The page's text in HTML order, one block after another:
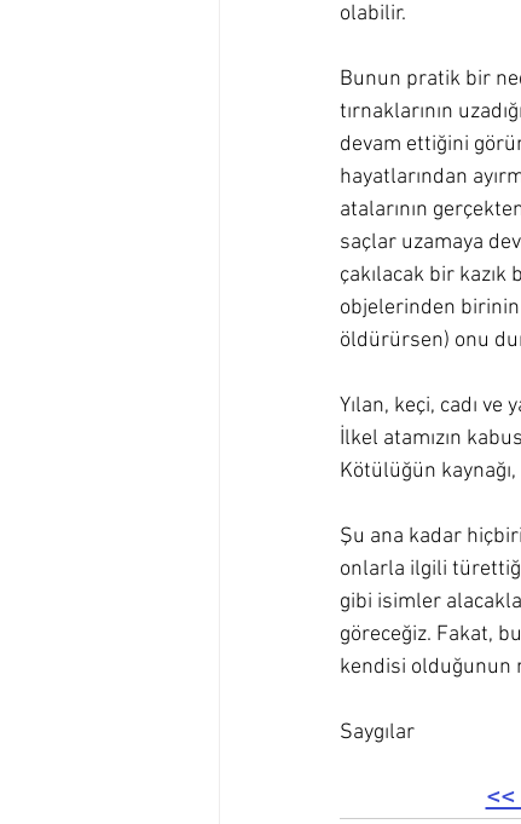
olabilir.
Bunun pratik bir
tırnaklarının
devam ettiğini
hayatlarından
atalarının
saçlar uzamaya
çakılacak bir
objelerinden
öldürürsen) onu
Yılan, keçi, cadı ve
İlkel atamızın
Kötülüğün
Şu ana kadar
onlarla ilgili
gibi isimler
göreceğiz. Fakat,
kendisi olduğunun
Saygılar